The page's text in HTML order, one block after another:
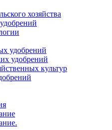
хозяйства
удобрений
удобрений
культур